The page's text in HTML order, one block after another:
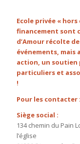
Ecole privée «
financement sont
d’Amour récolte
événements, mais
action, un soutien
particuliers et
!
Pour les contacter :
Siège
134 chemin
l’église